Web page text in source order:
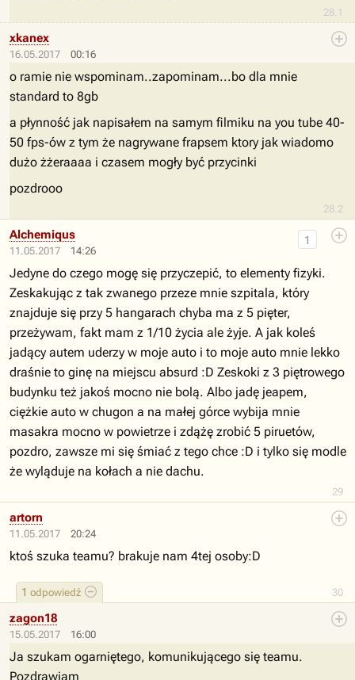
28.1
16.05.2017 00:16
28.2
xkanex
o ramie nie wspominam..zapominam...bo dla mnie
standard to 8gb
a płynność jak napisałem na samym filmiku na you tube 40-
50 fps-ów z tym że nagrywane frapsem ktory jak wiadomo
dużo żżeraaaa i czasem mogły być przycinki
pozdrooo
11.05.2017 14:26
29
1
Alchemiqus
Jedyne do czego mogę się przyczepić, to elementy fizyki.
Zeskakując z tak zwanego przeze mnie szpitala, który
znajduje się przy 5 hangarach chyba ma z 5 pięter,
przeżywam, fakt mam z 1/10 życia ale żyje. A jak koleś
jadący autem uderzy w moje auto i to moje auto mnie lekko
draśnie to ginę na miejscu absurd :D Zeskoki z 3 piętrowego
budynku też jakoś mocno nie bolą. Albo jadę jeapem,
ciężkie auto w chugon a na małej górce wybija mnie
masakra mocno w powietrze i zdążę zrobić 5 piruetów,
pozdro, zawsze mi się śmiać z tego chce :D i tylko się modle
że wyląduje na kołach a nie dachu.
11.05.2017 20:24
30
1 odpowiedź
artorn
ktoś szuka teamu? brakuje nam 4tej osoby:D
15.05.2017 16:00
zagon18
Ja szukam ogarniętego, komunikującego się teamu.
Pozdrawiam